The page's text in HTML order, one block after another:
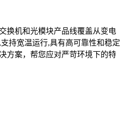
换机和光模块产品线覆盖从变电
持宽温运行,具有高可靠性和稳定
方案，帮您应对严苛环境下的特